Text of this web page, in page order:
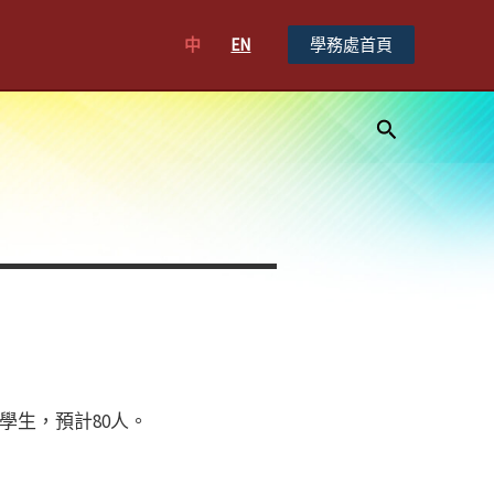
中 EN 學務處首頁
搜
尋
生，預計80人。